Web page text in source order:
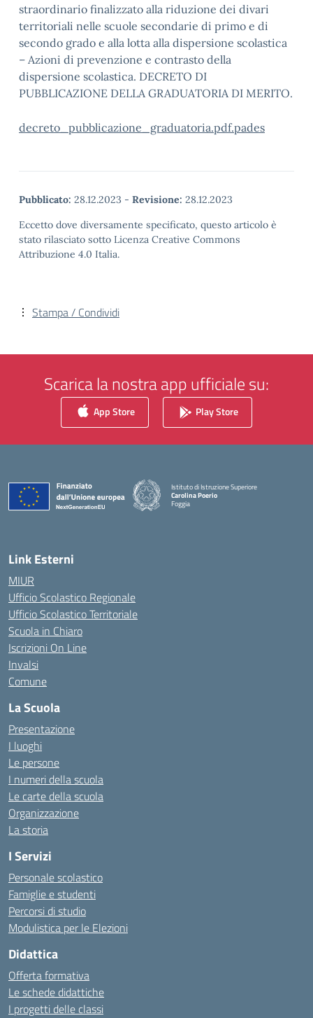
straordinario finalizzato alla riduzione dei divari
territoriali nelle scuole secondarie di primo e di
secondo grado e alla lotta alla dispersione scolastica
– Azioni di prevenzione e contrasto della
dispersione scolastica. DECRETO DI
PUBBLICAZIONE DELLA GRADUATORIA DI MERITO.
decreto_pubblicazione_graduatoria.pdf.pades
Pubblicato: 28.12.2023 - Revisione: 28.12.2023
Eccetto dove diversamente specificato, questo articolo è
stato rilasciato sotto Licenza Creative Commons
Attribuzione 4.0 Italia.
Stampa / Condividi
Scarica la nostra app ufficiale su:
App Store Play Store
Istituto di Istruzione Superiore
Carolina Poerio
Foggia
— Visita la pagina iniziale della scuola
Link Esterni
MIUR
Ufficio Scolastico Regionale
Ufficio Scolastico Territoriale
Scuola in Chiaro
Iscrizioni On Line
Invalsi
Comune
La Scuola
Presentazione
I luoghi
Le persone
I numeri della scuola
Le carte della scuola
Organizzazione
La storia
I Servizi
Personale scolastico
Famiglie e studenti
Percorsi di studio
Modulistica per le Elezioni
Didattica
Offerta formativa
Le schede didattiche
I progetti delle classi